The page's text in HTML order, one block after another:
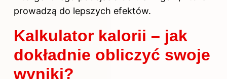
prowadzą do lepszych efektów.
Kalkulator kalorii – jak
dokładnie obliczyć swoje
wyniki?